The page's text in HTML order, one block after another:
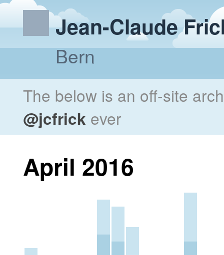
Jean-Claude
Bern
The below is an off-site
@jcfrick ever
April 2016